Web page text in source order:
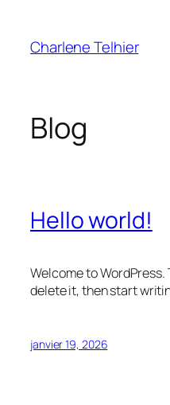
contenu
Charlene Telhier
Blog
Hello world!
Welcome to
delete it, then start
janvier 19, 2026